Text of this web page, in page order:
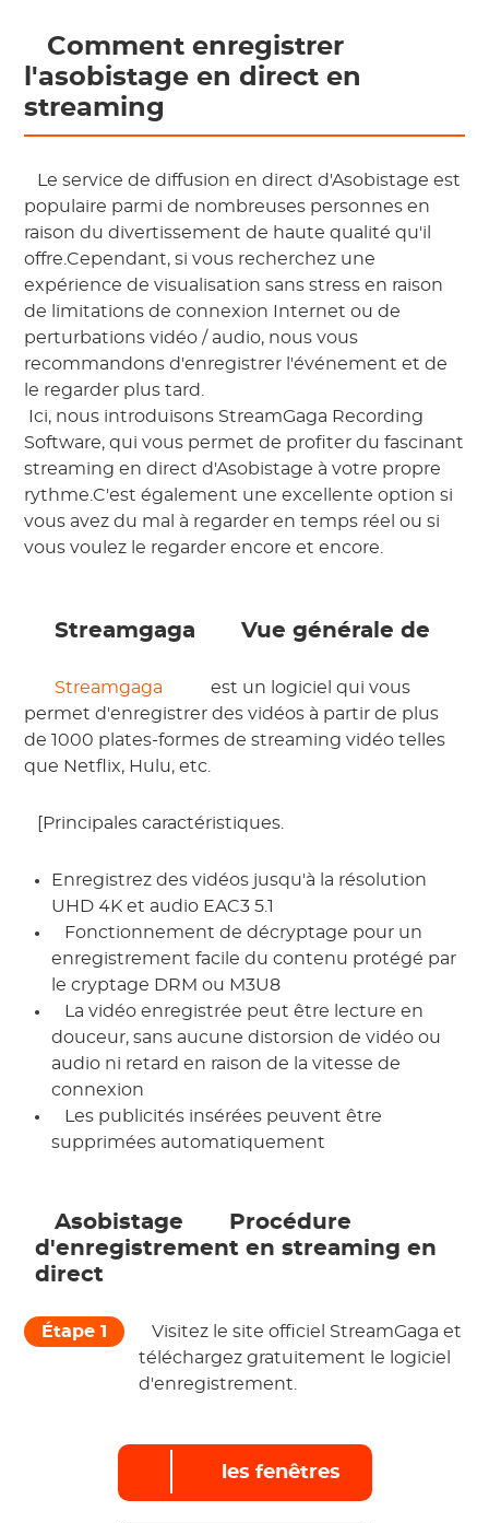
Comment enregistrer
l'asobistage en direct en
streaming
Le service de diffusion en direct d'Asobistage est
populaire parmi de nombreuses personnes en
raison du divertissement de haute qualité qu'il
offre.Cependant, si vous recherchez une
expérience de visualisation sans stress en raison
de limitations de connexion Internet ou de
perturbations vidéo / audio, nous vous
recommandons d'enregistrer l'événement et de
le regarder plus tard.
Software, qui vous permet de profiter du fascinant
streaming en direct d'Asobistage à votre propre
rythme.C'est également une excellente option si
vous avez du mal à regarder en temps réel ou si
vous voulez le regarder encore et encore.
Streamgaga Vue générale de
Streamgaga
est un logiciel qui vous
permet d'enregistrer des vidéos à partir de plus
de 1000 plates-formes de streaming vidéo telles
que Netflix, Hulu, etc.
[Principales caractéristiques.
Enregistrez des vidéos jusqu'à la résolution
UHD 4K et audio EAC3 5.1
Fonctionnement de décryptage pour un
enregistrement facile du contenu protégé par
le cryptage DRM ou M3U8
La vidéo enregistrée peut être lecture en
douceur, sans aucune distorsion de vidéo ou
audio ni retard en raison de la vitesse de
connexion
Les publicités insérées peuvent être
supprimées automatiquement
Asobistage
Procédure
d'enregistrement en streaming en
direct
Étape 1
Visitez le site officiel StreamGaga et
téléchargez gratuitement le logiciel
d'enregistrement.
les fenêtres